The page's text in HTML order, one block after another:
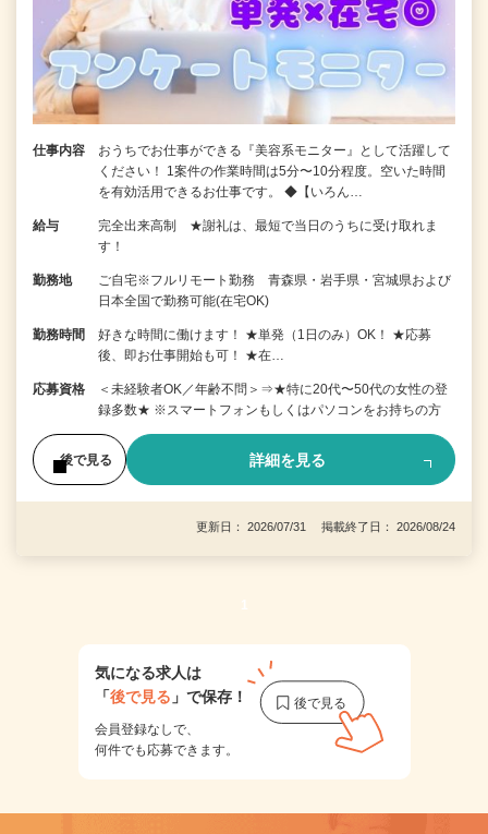
仕事内容
おうちでお仕事ができる『美容系モニター』として活躍して
ください！ 1案件の作業時間は5分〜10分程度。空いた時間
を有効活用できるお仕事です。 ◆【いろん…
給与
完全出来高制 ★謝礼は、最短で当日のうちに受け取れま
す！
勤務地
ご自宅※フルリモート勤務 青森県・岩手県・宮城県および
日本全国で勤務可能(在宅OK)
勤務時間
好きな時間に働けます！ ★単発（1日のみ）OK！ ★応募
後、即お仕事開始も可！ ★在…
応募資格
＜未経験者OK／年齢不問＞⇒★特に20代〜50代の女性の登
録多数★ ※スマートフォンもしくはパソコンをお持ちの方
後で見る 詳細を見る
更新日： 2026/07/31 掲載終了日： 2026/08/24
1
気になる求人は
「後で見る 」で保存！
会員登録なしで、
何件でも応募できます。